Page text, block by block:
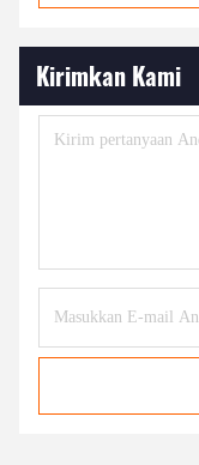
Kirimkan Kami